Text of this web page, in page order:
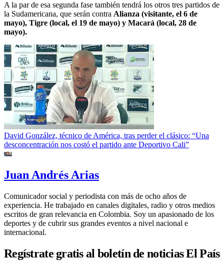
A la par de esa segunda fase también tendrá los otros tres partidos de
la Sudamericana, que serán contra Alianza (visitante, el 6 de
mayo), Tigre (local, el 19 de mayo) y Macará (local, 28 de
mayo).
David González, técnico de América, tras perder el clásico: “Una
desconcentración nos costó el partido ante Deportivo Cali”
Juan Andrés Arias
Comunicador social y periodista con más de ocho años de
experiencia. He trabajado en canales digitales, radio y otros medios
escritos de gran relevancia en Colombia. Soy un apasionado de los
deportes y de cubrir sus grandes eventos a nivel nacional e
internacional.
Regístrate gratis al boletín de noticias El País